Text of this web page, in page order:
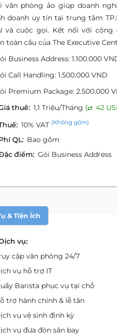
văn phòng ảo giúp doanh
doanh uy tín tại trung tâm
và cuộc gọi. Kết nối với cộng
toàn cầu của The Executive
Business Address: 1.100.000
Call Handling: 1.500.000 VND
Premium Package: 2.500.000
thuê: 1,1 Triệu/Tháng (
42
10% VAT (Không gồm)
QL: Bao gồm
điểm: Gói Business Address
& Tiện Ích
vụ:
cập văn phòng 24/7
vụ hỗ trợ IT
Barista phục vụ tại chỗ
trợ hành chính & lễ tân
vụ vệ sinh định kỳ
vụ đưa đón sân bay